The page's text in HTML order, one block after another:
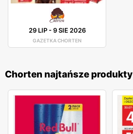
29 LIP-9 SIE 2026
GAZETKA CHORTEN
Chorten najtańsze produkty